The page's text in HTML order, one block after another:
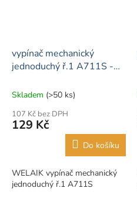
vypínač mechanický
jednoduchý ř.1 A711S -
Skladem (>50 ks)
107 Kč bez DPH
129 Kč
Do košíku
WELAIK vypínač mechanický
jednoduchý ř.1 A711S